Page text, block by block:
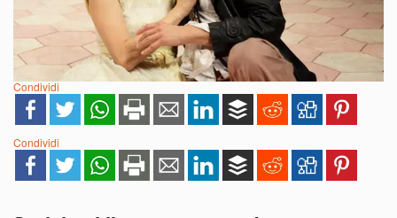
Condividi
Condividi